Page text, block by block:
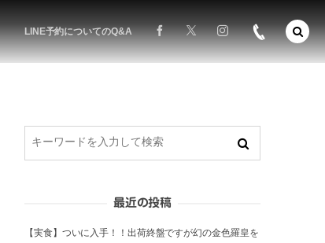
LINE予約についてのQ&A
最近の投稿
【実食】ついに入手！！出荷終盤ですが幻の金色羅皇を